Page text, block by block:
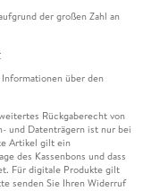
der großen Zahl an
über den
Rückgaberecht von
und Datenträgern ist nur bei
Artikel gilt ein
des Kassenbons und dass
Für digitale Produkte gilt
senden Sie Ihren Widerruf